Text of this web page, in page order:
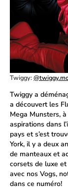
Twiggy:
Twiggy a
a découvert les
Mega Munsters,
aspirations dans
pays et s’est
York, il y a deux
de manteaux et
corsets de luxe
avec nos Vogs,
dans ce numéro!